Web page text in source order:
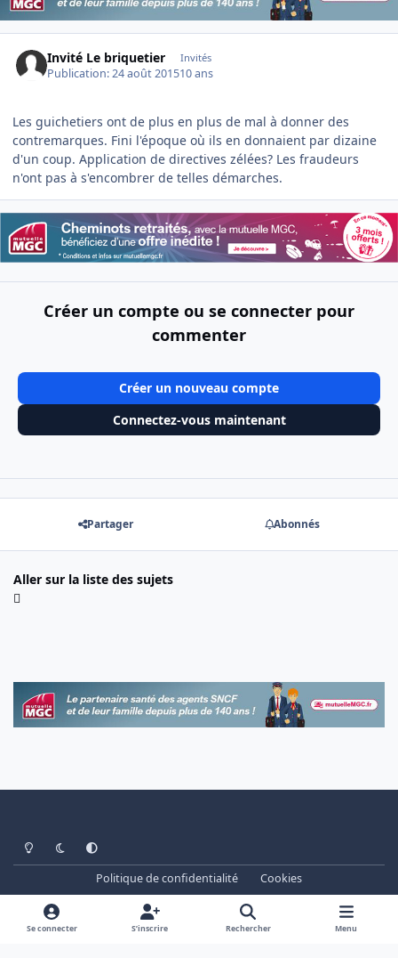
Invité Le briquetier Invités
Publication:24 août 201510 ans
Les guichetiers ont de plus en plus de mal à donner des
contremarques. Fini l'époque où ils en donnaient par dizaine
d'un coup. Application de directives zélées? Les fraudeurs
n'ont pas à s'encombrer de telles démarches.
Créer un compte ou se connecter pour
commenter
Créer un nouveau compte
Connectez-vous maintenant
Partager Abonnés
Aller sur la liste des sujets
Light ModeDark ModeSystem Preference
Politique de confidentialité
Cookies
www.cheminots.net - Forum Libre depuis 2003
Powered by
Invision Community
Se connecter S’inscrire Rechercher Menu